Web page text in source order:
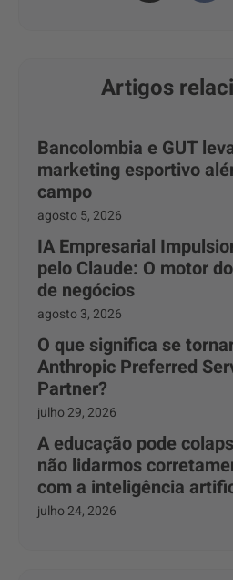
Artigos
Bancolombia e GUT
marketing esportivo
campo
agosto 5, 2026
IA Empresarial
pelo Claude: O motor
de negócios
agosto 3, 2026
O que significa se
Anthropic Preferred
Partner?
julho 29, 2026
A educação pode
não lidarmos
com a inteligência
julho 24, 2026